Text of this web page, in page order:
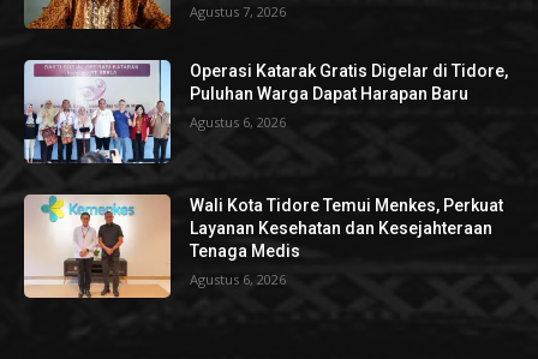
Agustus 7, 2026
Operasi Katarak Gratis Digelar di Tidore,
Puluhan Warga Dapat Harapan Baru
Agustus 6, 2026
Wali Kota Tidore Temui Menkes, Perkuat
Layanan Kesehatan dan Kesejahteraan
Tenaga Medis
Agustus 6, 2026